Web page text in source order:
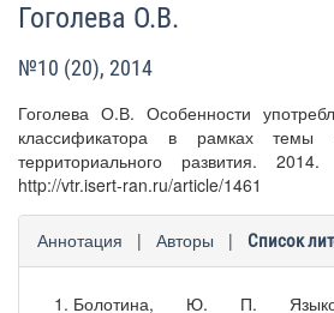
Гоголева О.В.
№10 (20), 2014
Гоголева О.В. Особенности
классификатора в рамках
территориального развития.
http://vtr.isert-ran.ru/article/1461
Аннотация | Авторы | Список
Болотина, Ю. П.